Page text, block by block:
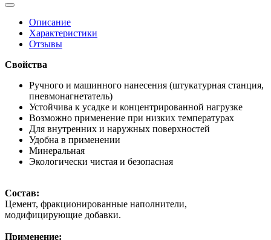
Описание
Характеристики
Отзывы
Свойства
Ручного и машинного нанесения (штукатурная станция,
пневмонагнетатель)
Устойчива к усадке и концентрированной нагрузке
Возможно применение при низких температурах
Для внутренних и наружных поверхностей
Удобна в применении
Минеральная
Экологически чистая и безопасная
Состав:
Цемент, фракционированные наполнители,
модифицирующие добавки.
Применение: